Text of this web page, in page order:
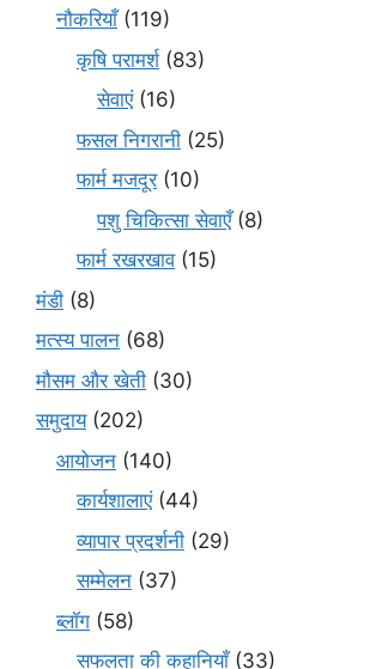
नौकरियाँ(119)
कृषि परामर्श(83)
सेवाएं(16)
फसल निगरानी (25)
फार्म मजदूर(10)
पशु चिकित्सा सेवाएँ(8)
फार्म रखरखाव(15)
मंडी (8)
मत्स्य पालन (68)
मौसम और खेती (30)
समुदाय(202)
आयोजन (140)
कार्यशालाएं(44)
व्यापार प्रदर्शनी (29)
सम्मेलन (37)
ब्लॉग (58)
सफलता की कहानियाँ(33)